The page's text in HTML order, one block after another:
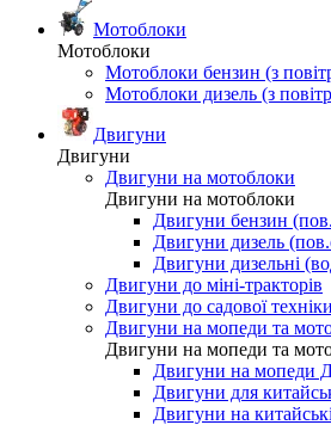
Мотоблоки
Мотоблоки
Мотоблоки бензин (з
Мотоблоки дизель (з
Двигуни
Двигуни
Двигуни на мотоблоки
Двигуни на мотоблоки
Двигуни бензин
Двигуни дизель
Двигуни дизельні
Двигуни до міні-тракторів
Двигуни до садової техніки
Двигуни на мопеди та
Двигуни на мопеди та
Двигуни на мопеди
Двигуни для
Двигуни на